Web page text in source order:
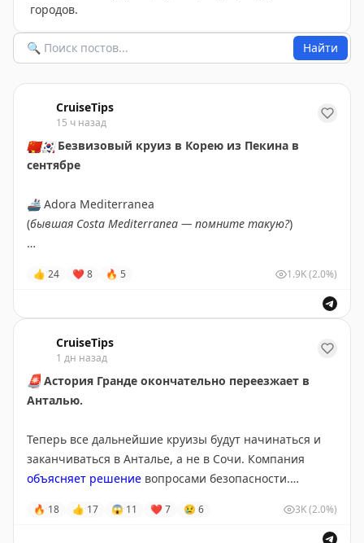
городов.
Найти
CruiseTips
15 ч назад
🇨🇳🇰🇷Безвизовый круиз в Корею из Пекина в
сентябре
🚢 Adora Mediterranea
(бывшая Costa Mediterranea — помните такую?)
📍Пекин (Тяньцзинь) → день в море → Инчхон →
Чеджу → Пусан → день в море → Пекин (Тяньцзинь)
Стоимость на человека:
Trip.com— от
— CruClub— от37 078 ₽
— балконы — от
Сразу три разных порта Южной Кореи, удобный старт
из Пекина (цепляем сухопутку) и при этом очень
дороже внутренней.
👍 24 ❤ 8 🔥 5 1.9K(2.0%)
CruiseTips
1 дн назад
🚨 Астория Гранде окончательно переезжает в
Анталью.
Теперь все дальнейшие круизы будут начинаться и
заканчиваться в Анталье, а не в Сочи. Компания
объясняет решение вопросами безопасности.
Что это меняет?
🔥 18 👍 17 😱 11 ❤ 7 😢 6 3K(2.0%)